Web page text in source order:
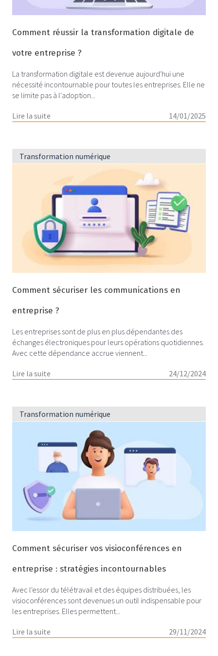
numérique, voici quelques avantages tangibles :
l’automatisation des tâches et des processus.
personnalisation des services et l’accessibilité en ligne
Développement de nouvelles opportunités
d’affaires: En explorant de nouveaux marchés et en
proposant de nouveaux produits ou services digitaux.
Découvrez au fil des articles de cette rubrique comment
véritable révolution qui vous attend.
Comment réussir la transformation digitale de
votre entreprise ?
La transformation digitale est devenue aujourd'hui une
nécessité incontournable pour toutes les entreprises. Elle ne
se limite pas à l'adoption...
Lire la suite 14/01/2025
Transformation numérique
Comment sécuriser les communications en
entreprise ?
Les entreprises sont de plus en plus dépendantes des
échanges électroniques pour leurs opérations quotidiennes.
Avec cette dépendance accrue viennent...
Lire la suite 24/12/2024
Transformation numérique
Comment sécuriser vos visioconférences en
entreprise : stratégies incontournables
Avec l'essor du télétravail et des équipes distribuées, les
visioconférences sont devenues un outil indispensable pour
les entreprises. Elles permettent...
Lire la suite 29/11/2024